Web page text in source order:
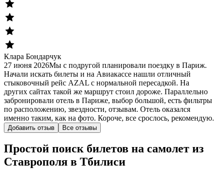
Клара Бондарчук
27 июня 2026Мы с подругой планировали поездку в Париж.
Начали искать билеты и на Авиакассе нашли отличный
стыковочный рейс AZAL с нормальной пересадкой. На
других сайтах такой же маршрут стоил дороже. Параллельно
забронировали отель в Париже, выбор большой, есть фильтры
по расположению, звездности, отзывам. Отель оказался
именно таким, как на фото. Короче, все срослось, рекомендую.
Добавить отзыв Все отзывы
Простой поиск билетов на самолет из
Ставрополя в Тбилиси